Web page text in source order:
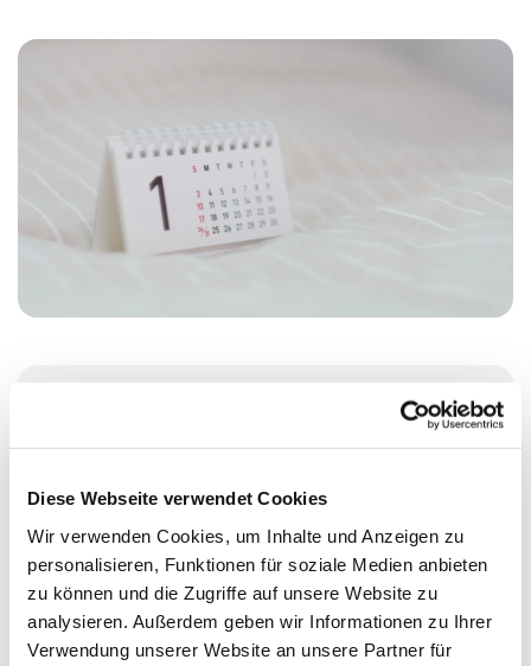
Diese Webseite verwendet Cookies
Wir verwenden Cookies, um Inhalte und Anzeigen zu
personalisieren, Funktionen für soziale Medien anbieten
zu können und die Zugriffe auf unsere Website zu
analysieren. Außerdem geben wir Informationen zu Ihrer
Verwendung unserer Website an unsere Partner für
Sonntag, 21. November 2027, 10:00
Christuskirche, Hohlestr. 7a, 58091
Hagen